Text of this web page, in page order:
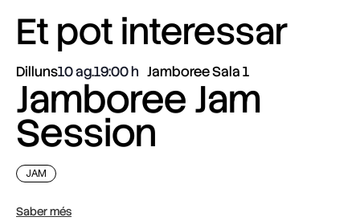
Et pot interessar
Dilluns10 ag.19:00 Jamboree Sala 1
Jamboree Jam
Session
JAM
Saber més